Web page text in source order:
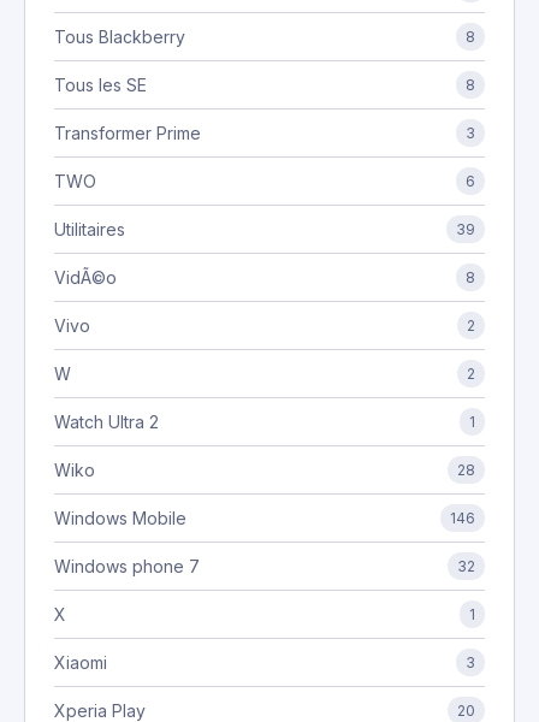
Tous Blackberry 8
Tous les SE 8
Transformer Prime 3
TWO 6
Utilitaires 39
VidÃ©o 8
Vivo 2
W 2
Watch Ultra 2 1
Wiko 28
Windows Mobile 146
Windows phone 7 32
X 1
Xiaomi 3
Xperia Play 20